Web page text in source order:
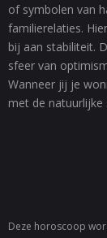
of symbolen van
familierelaties.
bij aan stabiliteit.
sfeer van
Wanneer jij je
met de natuurlijke
Deze horoscoop